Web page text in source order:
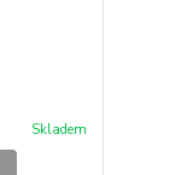
Skladem